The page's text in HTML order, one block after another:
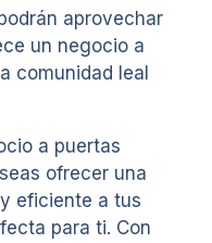
aprovechar
un negocio a
comunidad leal
a puertas
ofrecer una
eficiente a tus
para ti. Con